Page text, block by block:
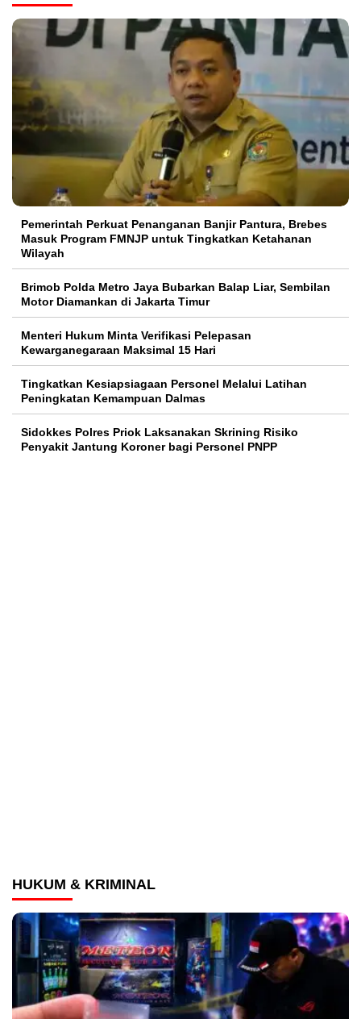
Pemerintah Perkuat Penanganan Banjir Pantura, Brebes
Masuk Program FMNJP untuk Tingkatkan Ketahanan
Wilayah
Brimob Polda Metro Jaya Bubarkan Balap Liar, Sembilan
Motor Diamankan di Jakarta Timur
Menteri Hukum Minta Verifikasi Pelepasan
Kewarganegaraan Maksimal 15 Hari
Tingkatkan Kesiapsiagaan Personel Melalui Latihan
Peningkatan Kemampuan Dalmas
Sidokkes Polres Priok Laksanakan Skrining Risiko
Penyakit Jantung Koroner bagi Personel PNPP
HUKUM & KRIMINAL